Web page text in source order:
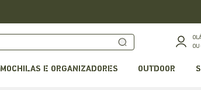
OU
MOCHILAS E ORGANIZADORES OUTDOOR